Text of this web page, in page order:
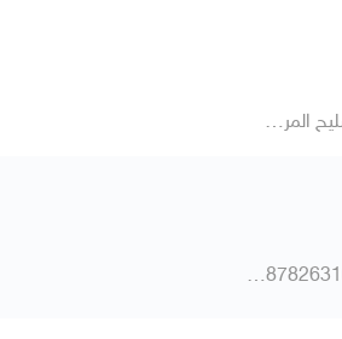
تشليح المركبة الصينية
abdu 8782631